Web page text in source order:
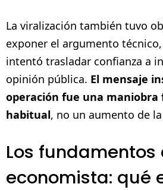
La viralización también tuvo
exponer el argumento
intentó trasladar confianza a
opinión pública. El mensaje
operación fue una maniobra
habitual, no un aumento de
Los fundamentos
economista: qué